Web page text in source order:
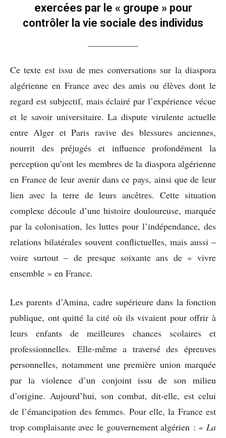
exercées par le « groupe » pour
contrôler la vie sociale des individus
Ce texte est issu de mes conversations sur la diaspora
algérienne en France avec des amis ou élèves dont le
regard est subjectif, mais éclairé par l’expérience vécue
et le savoir universitaire. La dispute virulente actuelle
entre Alger et Paris ravive des blessures anciennes,
nourrit des préjugés et influence profondément la
perception qu’ont les membres de la diaspora algérienne
en France de leur avenir dans ce pays, ainsi que de leur
lien avec la terre de leurs ancêtres. Cette situation
complexe découle d’une histoire douloureuse, marquée
par la colonisation, les luttes pour l’indépendance, des
relations bilatérales souvent conflictuelles, mais aussi –
voire surtout – de presque soixante ans de « vivre
ensemble » en France.
Les parents d’Amina, cadre supérieure dans la fonction
publique, ont quitté la cité où ils vivaient pour offrir à
leurs enfants de meilleures chances scolaires et
professionnelles. Elle-même a traversé des épreuves
personnelles, notamment une première union marquée
par la violence d’un conjoint issu de son milieu
d’origine. Aujourd’hui, son combat, dit-elle, est celui
de l’émancipation des femmes. Pour elle, la France est
trop complaisante avec le gouvernement algérien : « La